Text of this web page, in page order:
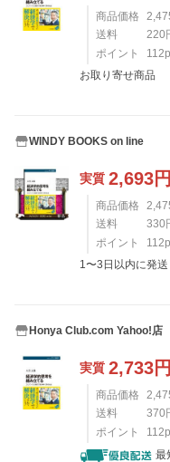
商品価格
送料
220
ポイント
112
お取り寄せ商品
WINDY BOOKS on line
実質 2,693円
商品価格
送料
330
ポイント
112
1〜3日以内に発送
Honya Club.com Yahoo!店
実質 2,733円
商品価格
送料
370
ポイント
112
最